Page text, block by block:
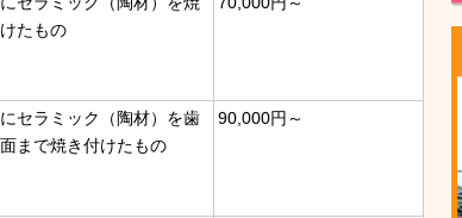
たもの
セラミック（陶材）を歯
まで焼き付けたもの
90,000円～